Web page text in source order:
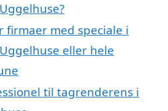
firmaer med speciale i
eller hele
til tagrenderens i